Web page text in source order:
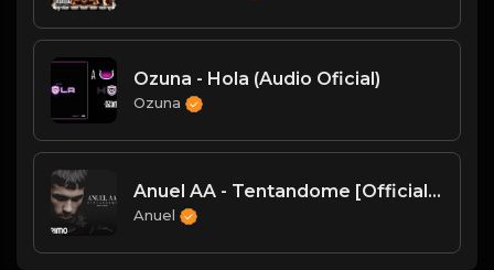
Ozuna - Hola (Audio Oficial)
Ozuna
Anuel AA - Tentandome [Official Audio]
Anuel